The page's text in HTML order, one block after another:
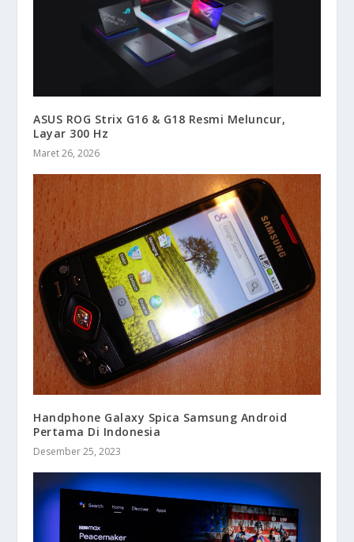
ASUS ROG Strix G16 & G18 Resmi Meluncur,
Layar 300 Hz
Maret 26, 2026
Handphone Galaxy Spica Samsung Android
Pertama Di Indonesia
Desember 25, 2023